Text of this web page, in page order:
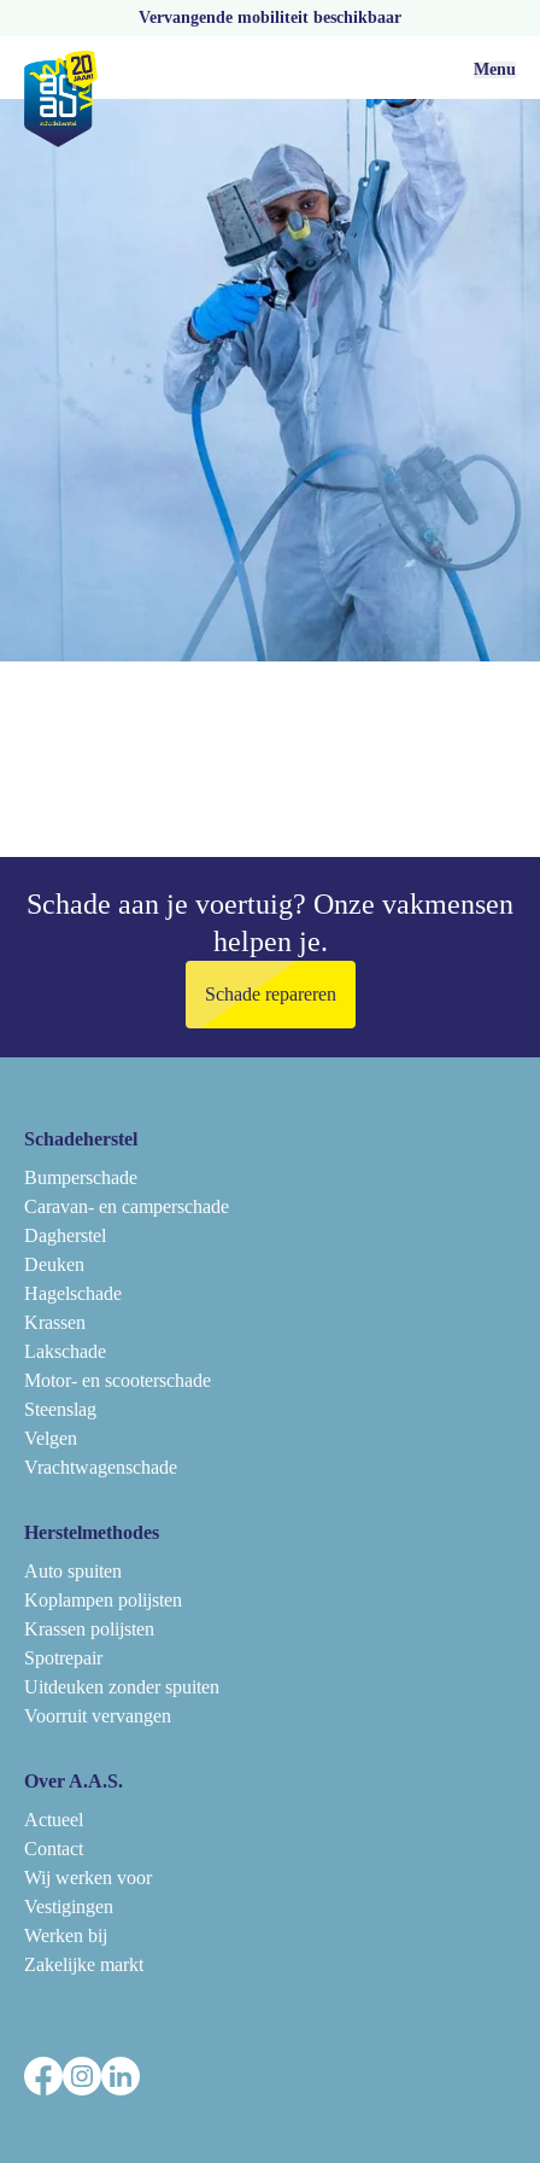
Vervangende mobiliteit beschikbaar
Menu
Schade aan je voertuig? Onze vakmensen
helpen je.
Schade repareren
Schadeherstel
Bumperschade
Caravan- en camperschade
Dagherstel
Deuken
Hagelschade
Krassen
Lakschade
Motor- en scooterschade
Steenslag
Velgen
Vrachtwagenschade
Herstelmethodes
Auto spuiten
Koplampen polijsten
Krassen polijsten
Spotrepair
Uitdeuken zonder spuiten
Voorruit vervangen
Over A.A.S.
Actueel
Contact
Wij werken voor
Vestigingen
Werken bij
Zakelijke markt